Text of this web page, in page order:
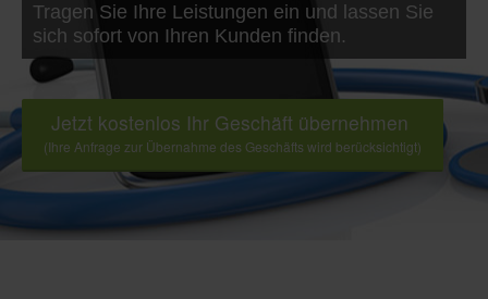
Tragen Sie Ihre Leistungen ein und lassen Sie
sich sofort von Ihren Kunden finden.
Jetzt kostenlos Ihr Geschäft übernehmen
(Ihre Anfrage zur Übernahme des Geschäfts wird berücksichtigt)